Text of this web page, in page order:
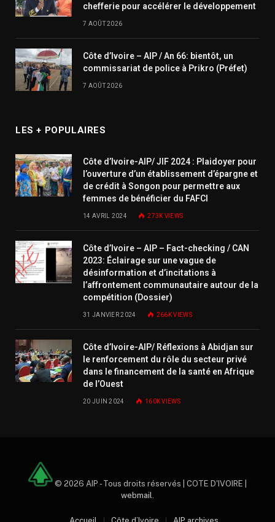
chefferie pour accélérer le développement
7 AOÛT 2026
Côte d’Ivoire – AIP / An 66: bientôt, un
commissariat de police à Prikro (Préfet)
7 AOÛT 2026
LES + POPULAIRES
Côte d’Ivoire-AIP/ JIF 2024 : Plaidoyer pour
l’ouverture d’un établissement d’épargne et
de crédit à Songon pour permettre aux
femmes de bénéficier du FAFCI
14 AVRIL 2024 273K VIEWS
Côte d’Ivoire – AIP – Fact-checking / CAN
2023: Éclairage sur une vague de
désinformation et d’incitations à
l’affrontement communautaire autour de la
compétition (Dossier)
31 JANVIER 2024 266KVIEWS
Côte d’Ivoire-AIP/ Réflexions à Abidjan sur
le renforcement du rôle du secteur privé
dans le financement de la santé en Afrique
de l’Ouest
20 JUIN 2024 160KVIEWS
© 2026 AIP - Tous droits réservés | COTE D'IVOIRE |
webmail